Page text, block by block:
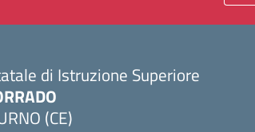
di Istruzione Superiore
(CE)